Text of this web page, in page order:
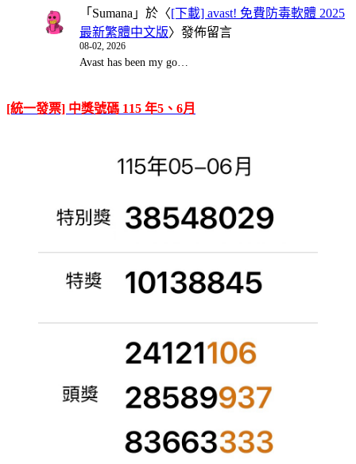
「 Sumana 」於〈[下載] avast! 免費防毒軟體 2025
最新繁體中文版〉發佈留言
08-02, 2026
Avast has been my go…
[統一發票] 中獎號碼 115 年5、6月